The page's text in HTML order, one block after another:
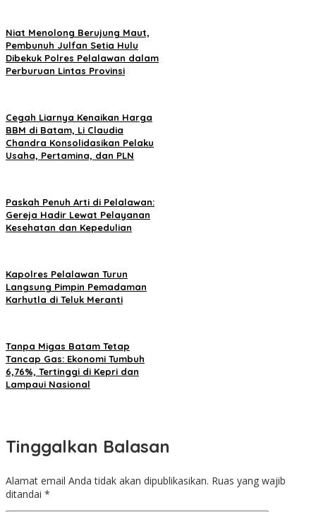
Niat Menolong Berujung Maut,
Pembunuh Julfan Setia Hulu
Dibekuk Polres Pelalawan dalam
Perburuan Lintas Provinsi
Cegah Liarnya Kenaikan Harga
BBM di Batam, Li Claudia
Chandra Konsolidasikan Pelaku
Usaha, Pertamina, dan PLN
Paskah Penuh Arti di Pelalawan:
Gereja Hadir Lewat Pelayanan
Kesehatan dan Kepedulian
Kapolres Pelalawan Turun
Langsung Pimpin Pemadaman
Karhutla di Teluk Meranti
Tanpa Migas Batam Tetap
Tancap Gas: Ekonomi Tumbuh
6,76%, Tertinggi di Kepri dan
Lampaui Nasional
Tinggalkan Balasan
Alamat email Anda tidak akan dipublikasikan. Ruas yang wajib
ditandai *